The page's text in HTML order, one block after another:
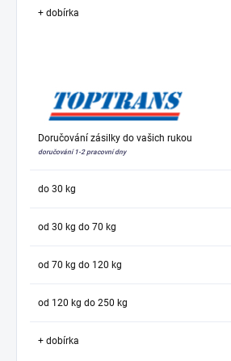
+ dobírka
Doručování zásilky do vašich rukou
doručování 1-2 pracovní dny
do 30 kg
od 30 kg do 70 kg
od 70 kg do 120 kg
od 120 kg do 250 kg
+ dobírka